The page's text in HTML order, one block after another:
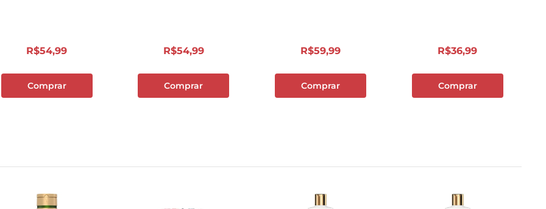
R$54,99
Comprar
R$54,99
Comprar
R$59,99
Comprar
R$36,99
Comprar